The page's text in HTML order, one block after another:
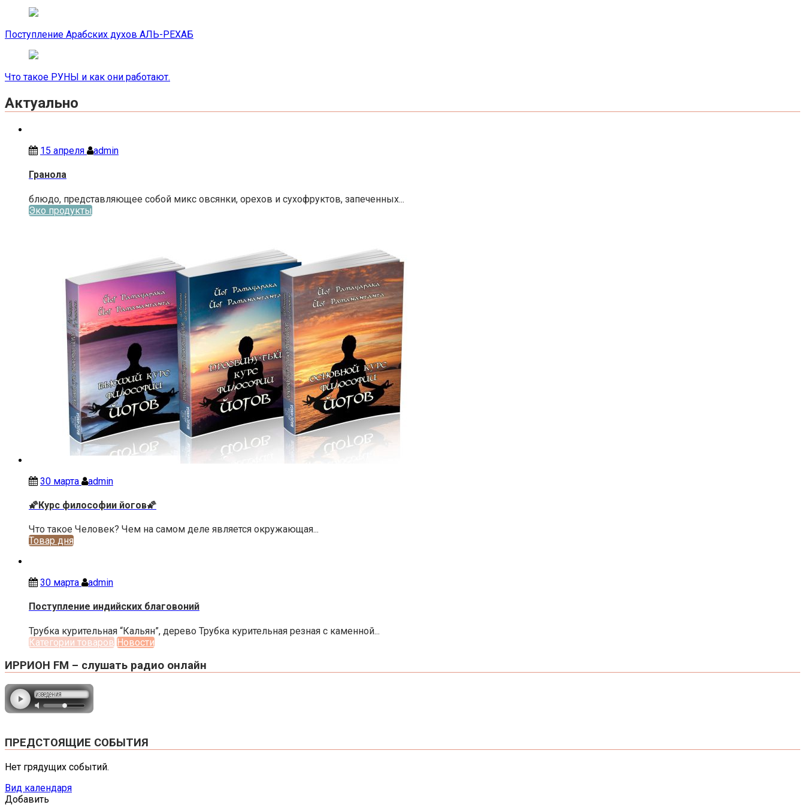
Поступление Арабских духов АЛЬ-РЕХАБ
Что такое РУНЫ и как они работают.
Актуально
15 апреля admin
Гранола
блюдо, представляющее собой микс овсянки, орехов и сухофруктов, запеченных...
Эко продукты
30 марта admin
🌠Курс философии йогов🌠
Что такое Человек? Чем на самом деле является окружающая...
Товар дня
30 марта admin
Поступление индийских благовоний
Трубка курительная “Кальян”, дерево Трубка курительная резная с каменной...
Категории товаров Новости
ИРРИОН FM – слушать радио онлайн
ПРЕДСТОЯЩИЕ СОБЫТИЯ
Нет грядущих событий.
Вид календаря
Добавить